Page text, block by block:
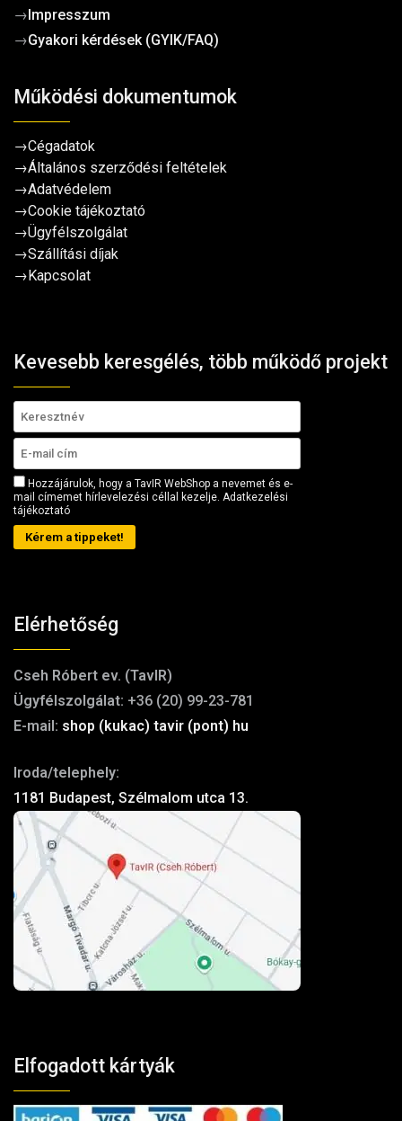
→Impresszum
→Gyakori kérdések (GYIK/FAQ)
Működési dokumentumok
→Cégadatok
→Általános szerződési feltételek
→Adatvédelem
→Cookie tájékoztató
→Ügyfélszolgálat
→Szállítási díjak
→Kapcsolat
Kevesebb keresgélés, több működő projekt
Hozzájárulok, hogy a TavIR WebShop a nevemet és e-
mail címemet hírlevelezési céllal kezelje. Adatkezelési
tájékoztató
Kérem a tippeket!
Elérhetőség
Cseh Róbert ev. (TavIR)
Ügyfélszolgálat: +36 (20) 99-23-781
E-mail: shop (kukac) tavir (pont) hu
Iroda/telephely:
1181 Budapest, Szélmalom utca 13.
Elfogadott kártyák